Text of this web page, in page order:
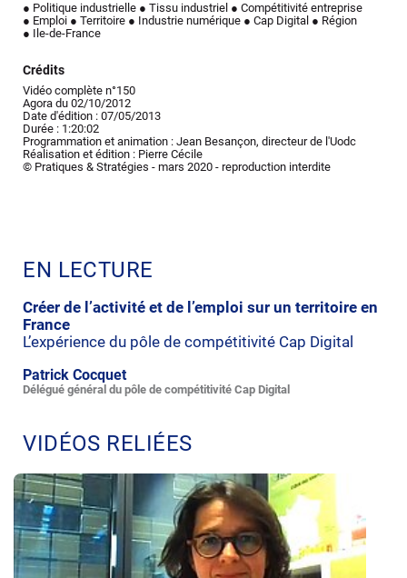
● Politique industrielle ● Tissu industriel ● Compétitivité entreprise
● Emploi ● Territoire ● Industrie numérique ● Cap Digital ● Région
● Ile-de-France
Crédits
Vidéo complète n°150
Agora du 02/10/2012
Date d'édition : 07/05/2013
Durée : 1:20:02
Programmation et animation : Jean Besançon, directeur de l'Uodc
Réalisation et édition : Pierre Cécile
© Pratiques & Stratégies - mars 2020 - reproduction interdite
EN LECTURE
Créer de l’activité et de l’emploi sur un territoire en
France
L’expérience du pôle de compétitivité Cap Digital
Patrick Cocquet
Délégué général du pôle de compétitivité Cap Digital
VIDÉOS RELIÉES